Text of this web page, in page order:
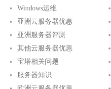
Windows运维
亚洲云服务器优惠
亚洲服务器评测
其他云服务器优惠
宝塔相关问题
服务器知识